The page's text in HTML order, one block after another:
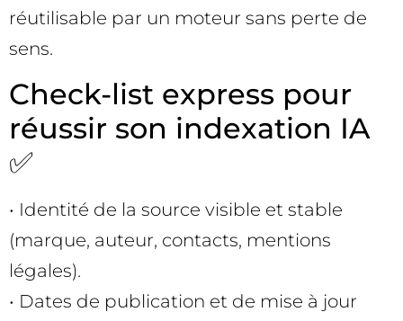
réutilisable par un moteur sans perte de
sens.
Check-list express pour
réussir son indexation IA
✅
• Identité de la source visible et stable
(marque, auteur, contacts, mentions
légales).
• Dates de publication et de mise à jour